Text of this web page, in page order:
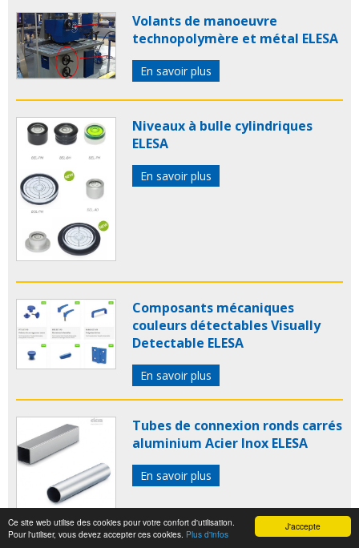
J'accepte
Ce site web utilise des cookies pour votre confort d'utilisation.
Pour l'utiliser, vous devez accepter ces cookies. Plus d'infos
Volants de manoeuvre
technopolymère et métal ELESA
En savoir plus
Niveaux à bulle cylindriques
ELESA
En savoir plus
Composants mécaniques
couleurs détectables Visually
Detectable ELESA
En savoir plus
Tubes de connexion ronds carrés
aluminium Acier Inox ELESA
En savoir plus